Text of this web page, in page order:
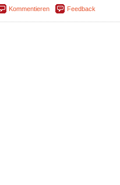
Kommentieren Feedback